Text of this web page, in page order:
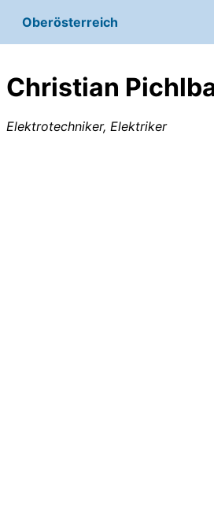
Oberösterreich
Christian
Elektrotechniker, Elektriker